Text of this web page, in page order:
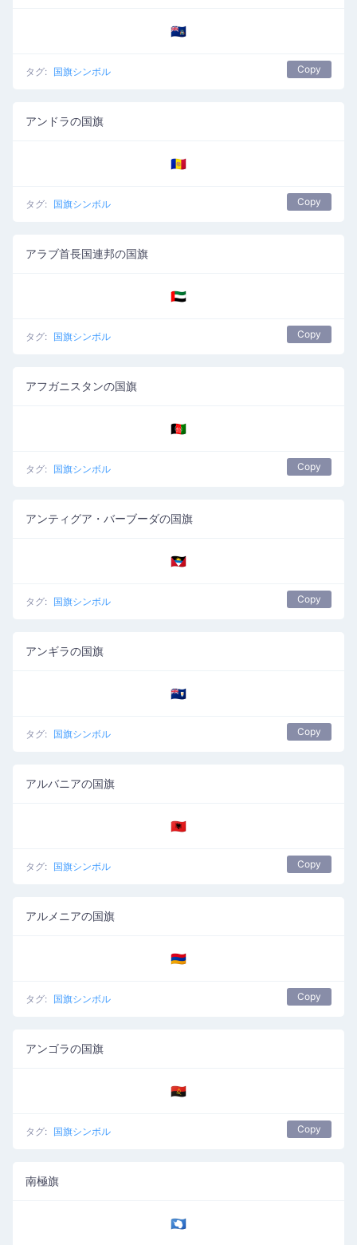
🇦🇨
タグ: 国旗シンボル Copy
アンドラの国旗
🇦🇩
タグ: 国旗シンボル Copy
アラブ首長国連邦の国旗
🇦🇪
タグ: 国旗シンボル Copy
アフガニスタンの国旗
🇦🇫
タグ: 国旗シンボル Copy
アンティグア・バーブーダの国旗
🇦🇬
タグ: 国旗シンボル Copy
アンギラの国旗
🇦🇮
タグ: 国旗シンボル Copy
アルバニアの国旗
🇦🇱
タグ: 国旗シンボル Copy
アルメニアの国旗
🇦🇲
タグ: 国旗シンボル Copy
アンゴラの国旗
🇦🇴
タグ: 国旗シンボル Copy
南極旗
🇦🇶